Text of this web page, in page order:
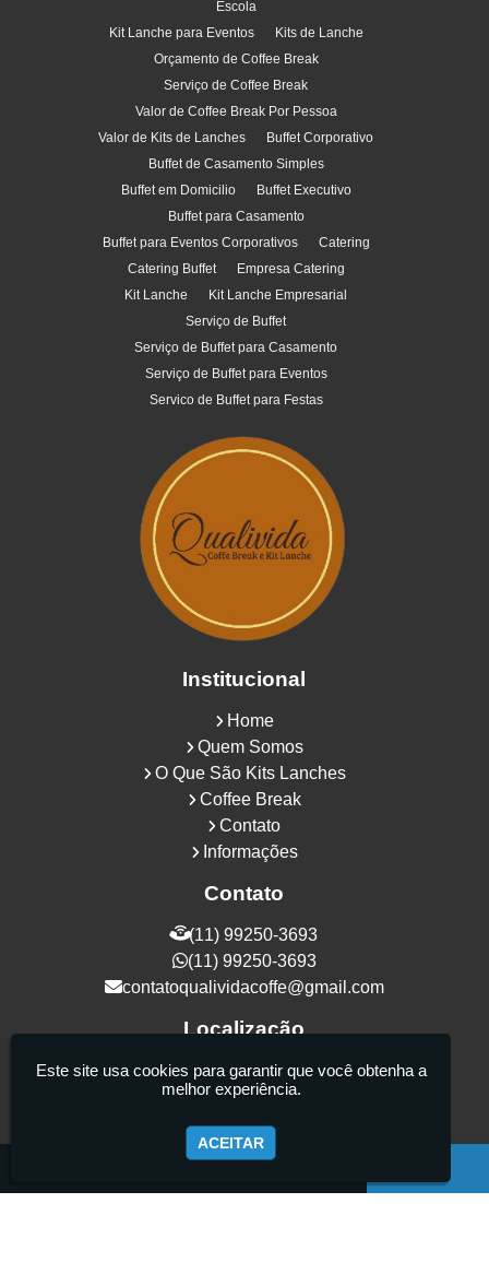
Escola
Kit Lanche para Eventos
Kits de Lanche
Orçamento de Coffee Break
Serviço de Coffee Break
Valor de Coffee Break Por Pessoa
Valor de Kits de Lanches
Buffet Corporativo
Buffet de Casamento Simples
Buffet em Domicilio
Buffet Executivo
Buffet para Casamento
Buffet para Eventos Corporativos
Catering
Catering Buffet
Empresa Catering
Kit Lanche
Kit Lanche Empresarial
Serviço de Buffet
Serviço de Buffet para Casamento
Serviço de Buffet para Eventos
Servico de Buffet para Festas
Institucional
Home
Quem Somos
O Que São Kits Lanches
Coffee Break
Contato
Informações
Contato
(11) 99250-3693
(11) 99250-3693
contatoqualividacoffe@gmail.com
Localização
Rua Samurais, 27 - Vila Maria Alta - São
Paulo / SP - CEP: 02130-080
Este site usa cookies para garantir que você obtenha a
melhor experiência.
ACEITAR